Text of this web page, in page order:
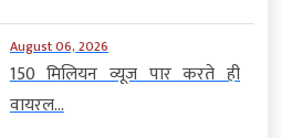
August 06, 2026
150 मिलियन व्यूज पार करते ही
वायरल...